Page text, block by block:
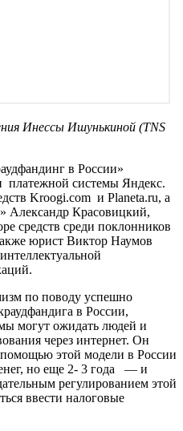
Инессы Ишунькиной (TNS
в России»
платежной системы Яндекс.
Kroogi.com и Planeta.ru, а
Александр Красовицкий,
средств среди поклонников
юрист Виктор Наумов
по поводу успешно
в России,
могут ожидать людей и
через интернет. Он
этой модели в России
но еще 2- 3 года — и
регулированием этой
ввести налоговые